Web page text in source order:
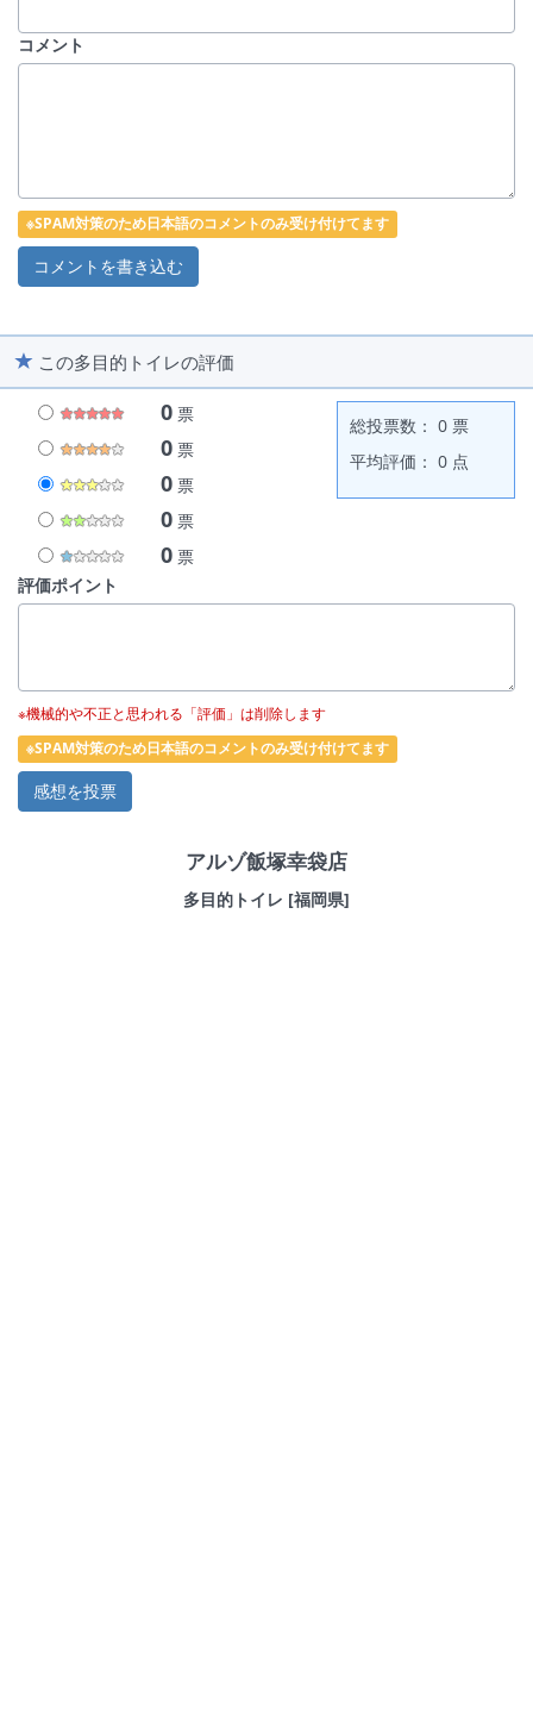
コメント
※SPAM対策のため日本語のコメントのみ受け付けてます
この多目的トイレの評価
0 票
0 票
0 票
0 票
0 票
総投票数： 0 票
平均評価： 0 点
評価ポイント
※機械的や不正と思われる「評価」は削除します
※SPAM対策のため日本語のコメントのみ受け付けてます
アルゾ飯塚幸袋店
多目的トイレ [福岡県]